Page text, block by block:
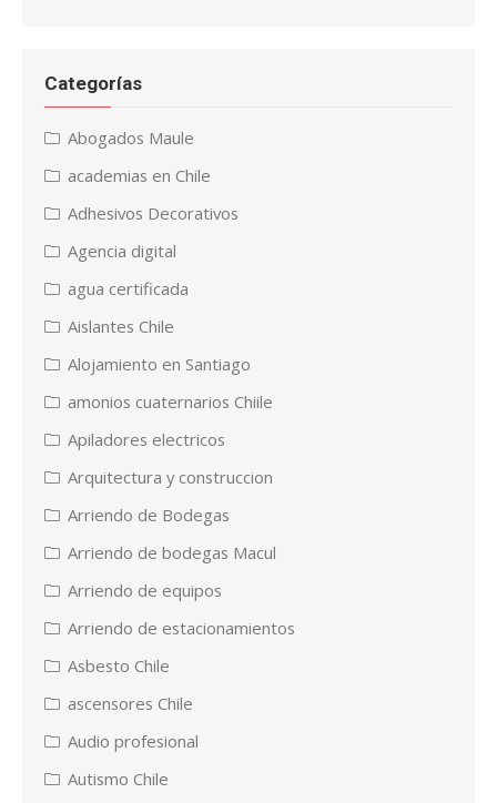
Categorías
Abogados Maule
academias en Chile
Adhesivos Decorativos
Agencia digital
agua certificada
Aislantes Chile
Alojamiento en Santiago
amonios cuaternarios Chiile
Apiladores electricos
Arquitectura y construccion
Arriendo de Bodegas
Arriendo de bodegas Macul
Arriendo de equipos
Arriendo de estacionamientos
Asbesto Chile
ascensores Chile
Audio profesional
Autismo Chile